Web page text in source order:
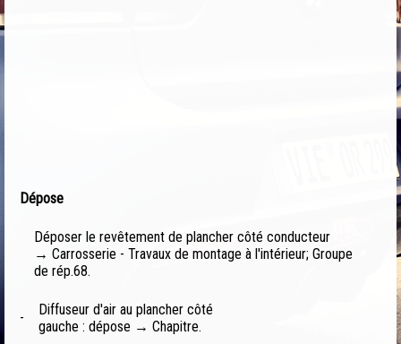
Dépose
Déposer le revêtement de plancher côté conducteur
→ Carrosserie - Travaux de montage à l'intérieur; Groupe
de rép.68.
-
Diffuseur d'air au plancher côté
gauche : dépose → Chapitre.